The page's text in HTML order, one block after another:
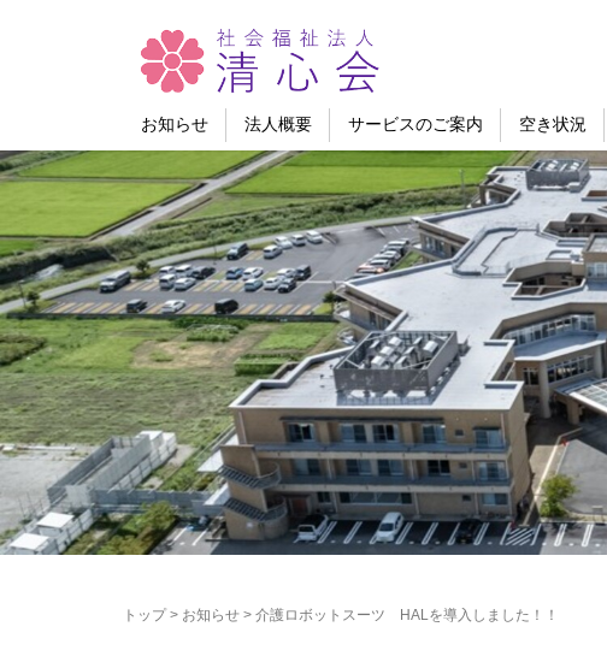
お知らせ 法人概要 サービスのご案内 空き状況
トップ> お知らせ > 介護ロボットスーツ HALを導入しました！！